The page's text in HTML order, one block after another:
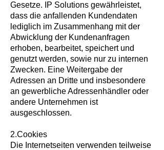
Gesetze. IP Solutions gewährleistet,
dass die anfallenden Kundendaten
lediglich im Zusammenhang mit der
Abwicklung der Kundenanfragen
erhoben, bearbeitet, speichert und
genutzt werden, sowie nur zu internen
Zwecken. Eine Weitergabe der
Adressen an Dritte und insbesondere
an gewerbliche Adressenhändler oder
andere Unternehmen ist
ausgeschlossen.
2.Cookies
Die Internetseiten verwenden teilweise